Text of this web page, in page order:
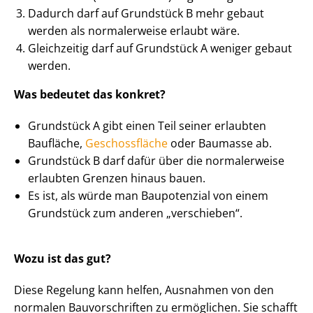
Dadurch darf auf Grundstück B mehr gebaut
werden als normalerweise erlaubt wäre.
Gleichzeitig darf auf Grundstück A weniger gebaut
werden.
Was bedeutet das konkret?
Grundstück A gibt einen Teil seiner erlaubten
Baufläche, Geschossfläche oder Baumasse ab.
Grundstück B darf dafür über die normalerweise
erlaubten Grenzen hinaus bauen.
Es ist, als würde man Baupotenzial von einem
Grundstück zum anderen „verschieben“.
Wozu ist das gut?
Diese Regelung kann helfen, Ausnahmen von den
normalen Bauvorschriften zu ermöglichen. Sie schafft